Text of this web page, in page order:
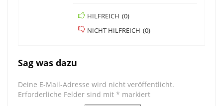
HILFREICH (0)
NICHT HILFREICH (0)
Sag was dazu
Deine E-Mail-Adresse wird nicht veröffentlicht.
Erforderliche Felder sind mit * markiert